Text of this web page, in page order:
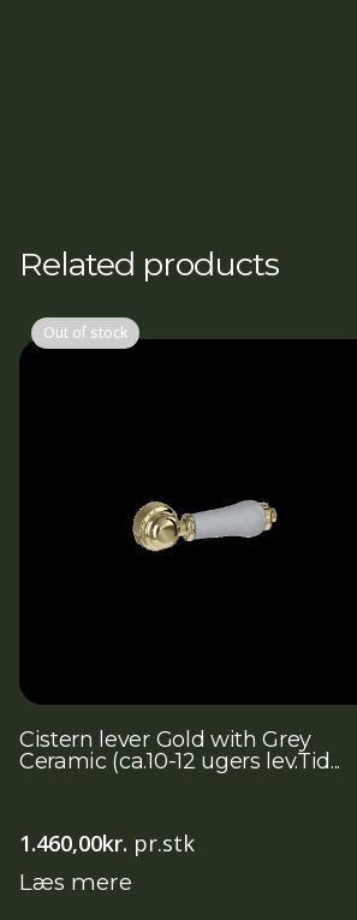
Related products
Out of stock
Cistern lever Gold with Grey
Ceramic (ca.10-12 ugers lev.Tid...
1.460,00kr. pr.stk
Læs mere